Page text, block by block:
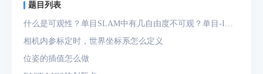
题目列表
什么是可观性？单目SLAM中有几自由度不可观？单目-IMU
系统中有几自由度不可观？
相机内参标定时，世界坐标系怎么定义
位姿的插值怎么做